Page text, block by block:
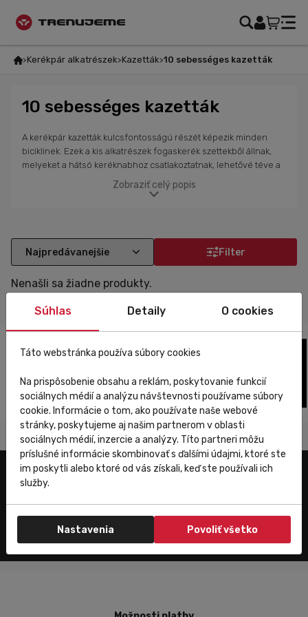
Kerékpár alkatrészek Kazetták 10 sebességes kazetták
10 sebességes kazetták
A kerékpár kazetták kulcsfontosságú részét képezik minden
biciklinek. Ezek a kis alkatrészek fogaskerék szettekből állnak,
melyeket a hátsó keréknabhoz csatlakoztatnak, lehetővé téve a
kerékpárosok számára, hogy hatékonyan váltogassanak
különböző sebességfokozatok között. A Trenujeme oldalon
tervezték őket, hogy kielégítsék a legmagasabb
sebességarányokkal rendelkeznek, így megtalálhatod a
leküzdéséhez. Kínálunk 10 sebességes országúti kazettákat.
Frissítsd fel a biciklidet még ma, és élvezd az simább és
Zobraziť celý popis
Filter
Nenašli sa žiadne produkty.
Zákaznícky servis
Súhlas Detaily O cookies
Táto webstránka používa súbory cookies
Na prispôsobenie obsahu a reklám, poskytovanie funkcií
sociálnych médií a analýzu návštevnosti používame súbory
cookie. Informácie o tom, ako používate naše webové
stránky, poskytujeme aj našim partnerom v oblasti
sociálnych médií, inzercie a analýzy. Títo partneri môžu
príslušné informácie skombinovať s ďalšími údajmi, ktoré ste
im poskytli alebo ktoré od vás získali, keď ste používali ich
služby.
Nastavenia Povoliť všetko